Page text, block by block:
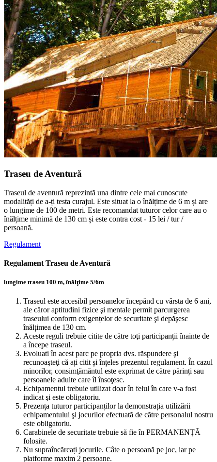
Traseu de Aventură
Traseul de aventură reprezintă una dintre cele mai cunoscute
modalități de a-ți testa curajul. Este situat la o înălțime de 6 m și are
o lungime de 100 de metri. Este recomandat tuturor celor care au o
înălțime minimă de 130 cm și este contra cost - 15 lei / tur /
persoană.
Regulament
Regulament Traseu de Aventură
lungime traseu 100 m, înălţime 5/6m
Traseul este accesibil persoanelor începând cu vârsta de 6 ani,
ale căror aptitudini fizice şi mentale permit parcurgerea
traseului conform exigențelor de securitate şi depăşesc
înălțimea de 130 cm.
Aceste reguli trebuie citite de către toţi participanții înainte de
a începe traseul.
Evoluati în acest parc pe propria dvs. răspundere şi
recunoaşteţi că ați citit și înțeles prezentul regulament. În cazul
minorilor, consimţământul este exprimat de către părinți sau
persoanele adulte care îl însoţesc.
Echipamentul trebuie utilizat doar în felul în care v-a fost
indicat şi este obligatoriu.
Prezența tuturor participanților la demonstrația utilizării
echipamentului şi jocurilor efectuată de către personalul nostru
este obligatoriu.
Carabinele de securitate trebuie să fie în PERMANENȚĂ
folosite.
Nu supraîncărcați jocurile. Câte o persoană pe joc, iar pe
platforme maxim 2 persoane.